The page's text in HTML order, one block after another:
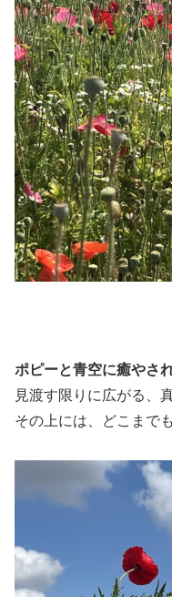
ポピーと青空に癒やさ
見渡す限りに広がる、
その上には、どこまで